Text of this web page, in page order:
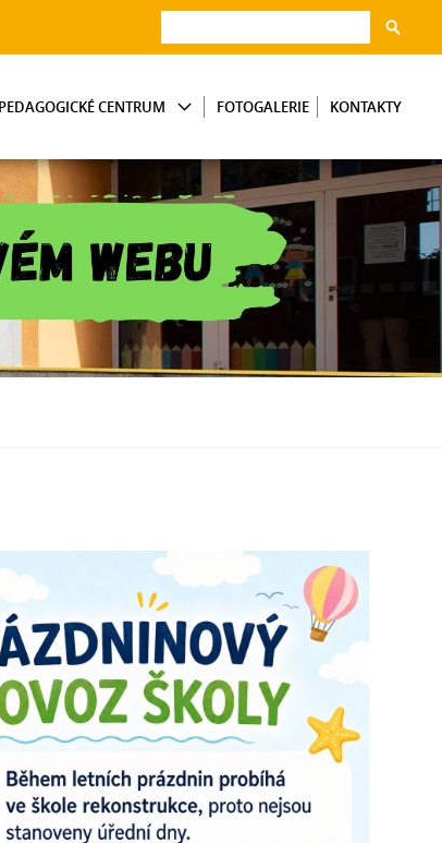
CENTRUM FOTOGALERIE KONTAKTY